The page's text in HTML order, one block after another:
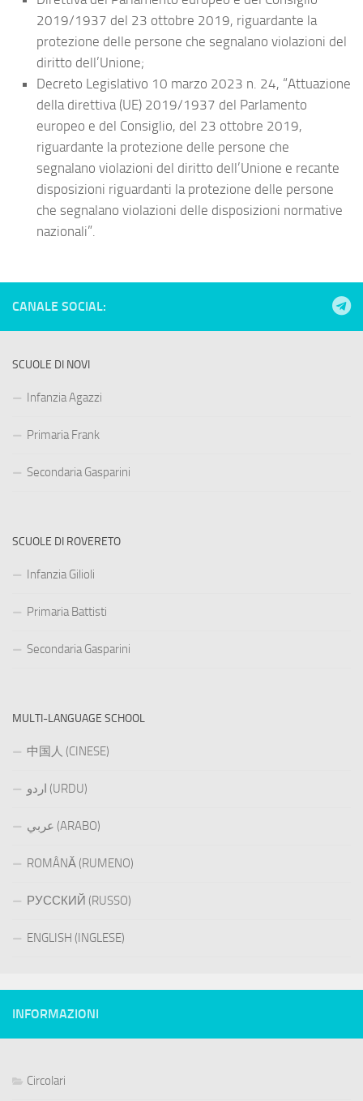
2019/1937 del 23 ottobre 2019, riguardante la
protezione delle persone che segnalano violazioni del
diritto dell’Unione;
Decreto Legislativo 10 marzo 2023 n. 24, “Attuazione
della direttiva (UE) 2019/1937 del Parlamento
europeo e del Consiglio, del 23 ottobre 2019,
riguardante la protezione delle persone che
segnalano violazioni del diritto dell’Unione e recante
disposizioni riguardanti la protezione delle persone
che segnalano violazioni delle disposizioni normative
nazionali”.
CANALE SOCIAL:
SCUOLE DI NOVI
Infanzia Agazzi
Primaria Frank
Secondaria Gasparini
SCUOLE DI ROVERETO
Infanzia Gilioli
Primaria Battisti
Secondaria Gasparini
MULTI-LANGUAGE SCHOOL
中国人 (CINESE)
اردو (URDU)
عربي (ARABO)
ROMÂNĂ (RUMENO)
РУССКИЙ (RUSSO)
ENGLISH (INGLESE)
INFORMAZIONI
Circolari